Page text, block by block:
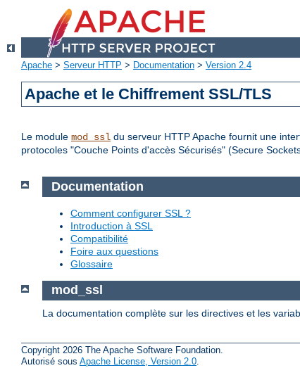
Apache > Serveur HTTP > Documentation > Version 2.4
Apache et le Chiffrement SSL/TLS
Le module mod_ssl du serveur HTTP Apache fournit une
protocoles "Couche Points d'accès Sécurisés" (Secure
Documentation
Comment configurer SSL ?
Introduction à SSL
Compatibilité
Foire aux questions
Glossaire
mod_ssl
La documentation complète sur les directives et les
Copyright 2026 The Apache Software Foundation.
Autorisé sous Apache License, Version 2.0.